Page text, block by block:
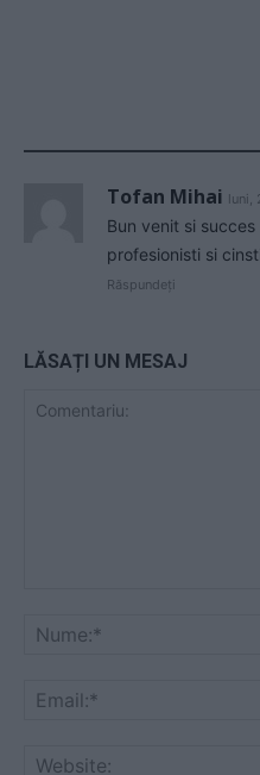
Tofan Mihai luni,
Bun venit si succes
profesionisti si
Răspundeți
LĂSAȚI UN MESAJ